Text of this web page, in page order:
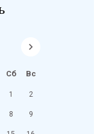
Сб Вс
1 2
8 9